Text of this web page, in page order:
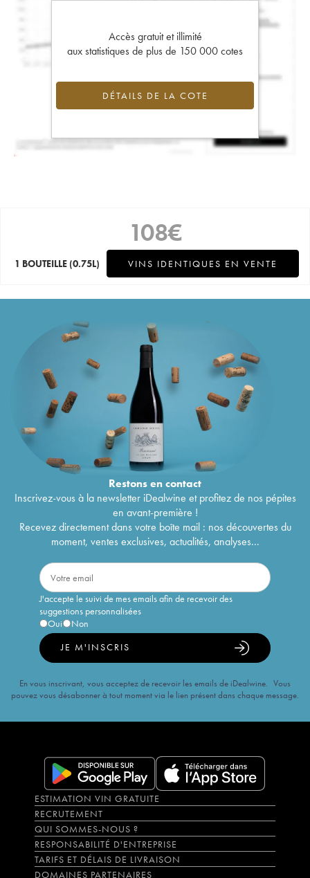
Accès gratuit et illimité
aux statistiques de plus de 150 000 cotes
DÉTAILS DE LA COTE
108€
1 BOUTEILLE (0.75L) VINS IDENTIQUES EN VENTE
Restons encontact
Inscrivez-vous à la newsletter iDealwine et profitez de nos pépites
en avant-première !
Recevez directement dans votre boîte mail : nos découvertes du
moment, ventes exclusives, actualités, analyses...
J'accepte le suivi de mes emails afin de recevoir des
suggestions personnalisées
Oui
Non
JE M'INSCRIS
En vous inscrivant, vous acceptez de recevoir les emails de iDealwine. Vous
pouvez vous désabonner à tout moment via le lien présent dans chaque message.
ESTIMATION VIN GRATUITE
RECRUTEMENT
QUI SOMMES-NOUS ?
RESPONSABILITÉ D'ENTREPRISE
TARIFS ET DÉLAIS DE LIVRAISON
DOMAINES PARTENAIRES